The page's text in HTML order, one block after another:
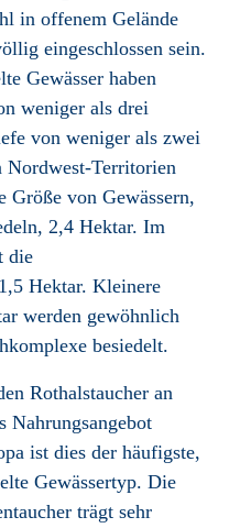
in offenem Gelände
eingeschlossen sein.
Gewässer haben
weniger als drei
von weniger als zwei
Nordwest-Territorien
Größe von Gewässern,
2,4 Hektar. Im
die
Hektar. Kleinere
werden gewöhnlich
besiedelt.
Rothalstaucher an
Nahrungsangebot
ist dies der häufigste,
Gewässertyp. Die
trägt sehr